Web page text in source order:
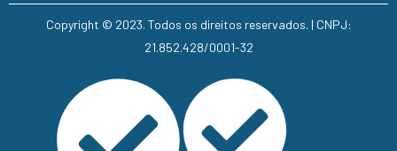
Copyright © 2023. Todos os direitos reservados. | CNPJ:
21.852.428/0001-32